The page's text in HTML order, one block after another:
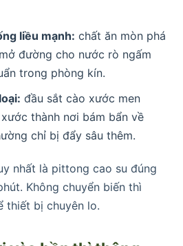
liều mạnh: chất ăn mòn phá
đường cho nước rò ngấm
trong phòng kín.
đầu sắt cào xước men
thành nơi bám bẩn về
chỉ bị đẩy sâu thêm.
nhất là pittong cao su đúng
Không chuyển biến thì
thiết bị chuyên lo.